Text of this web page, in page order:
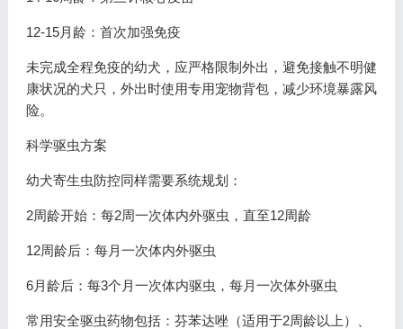
12-15月龄：首次加强免疫
未完成全程免疫的幼犬，应严格限制外出，避免接触不明健
康状况的犬只，外出时使用专用宠物背包，减少环境暴露风
险。
科学驱虫方案
幼犬寄生虫防控同样需要系统规划：
2周龄开始：每2周一次体内外驱虫，直至12周龄
12周龄后：每月一次体内外驱虫
6月龄后：每3个月一次体内驱虫，每月一次体外驱虫
常用安全驱虫药物包括：芬苯达唑（适用于2周龄以上）、